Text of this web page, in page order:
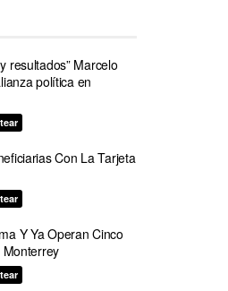
resultados” Marcelo
política en
Con La Tarjeta
Y Ya Operan Cinco
Monterrey